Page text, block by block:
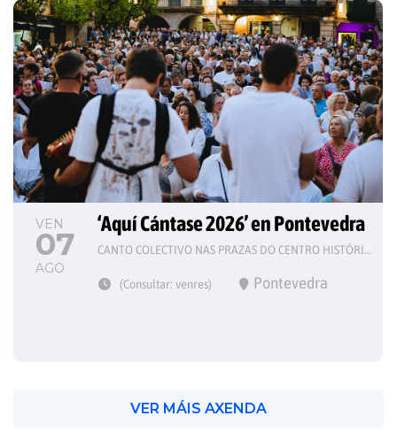
VEN
07
AGO
‘Aquí Cántase 2026’ en Pontevedra
CANTO COLECTIVO NAS PRAZAS DO CENTRO HISTÓRICO
(Consultar: venres) Pontevedra
VER MÁIS AXENDA